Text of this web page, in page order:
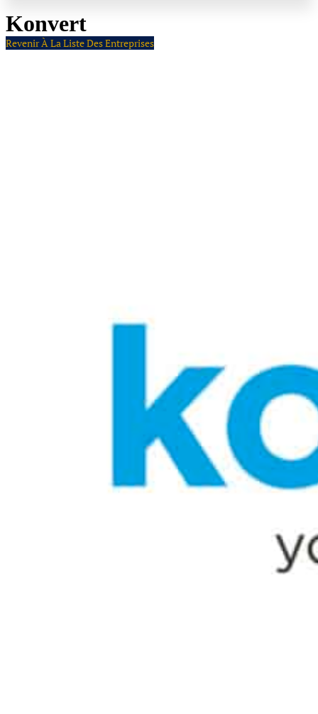
Konvert
Revenir À La Liste Des Entreprises